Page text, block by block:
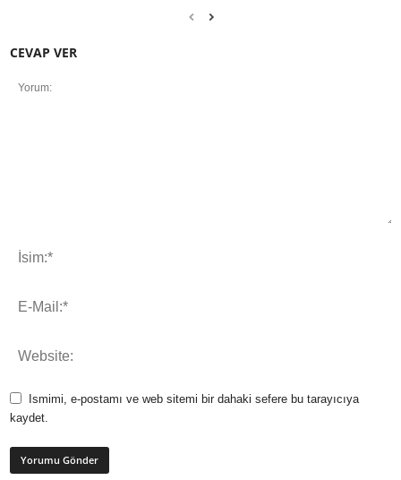
CEVAP VER
Ismimi, e-postamı ve web sitemi bir dahaki sefere bu tarayıcıya
kaydet.